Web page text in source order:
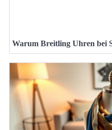
Warum Breitling Uhren bei